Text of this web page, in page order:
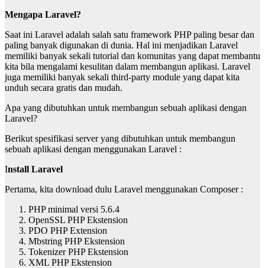
Mengapa Laravel?
Saat ini Laravel adalah salah satu framework PHP paling besar dan
paling banyak digunakan di dunia. Hal ini menjadikan Laravel
memiliki banyak sekali tutorial dan komunitas yang dapat membantu
kita bila mengalami kesulitan dalam membangun aplikasi. Laravel
juga memiliki banyak sekali third-party module yang dapat kita
unduh secara gratis dan mudah.
Apa yang dibutuhkan untuk membangun sebuah aplikasi dengan
Laravel?
Berikut spesifikasi server yang dibutuhkan untuk membangun
sebuah aplikasi dengan menggunakan Laravel :
Install Laravel
Pertama, kita download dulu Laravel menggunakan Composer :
PHP minimal versi 5.6.4
OpenSSL PHP Ekstension
PDO PHP Extension
Mbstring PHP Ekstension
Tokenizer PHP Ekstension
XML PHP Ekstension